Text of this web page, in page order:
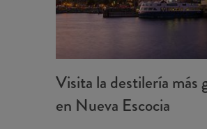
Visita la destilería más
en Nueva Escocia